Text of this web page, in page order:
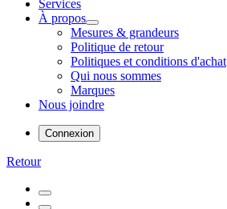
Services
À propos
Mesures & grandeurs
Politique de retour
Politiques et conditions d'achat
Qui nous sommes
Marques
Nous joindre
Connexion
Retour